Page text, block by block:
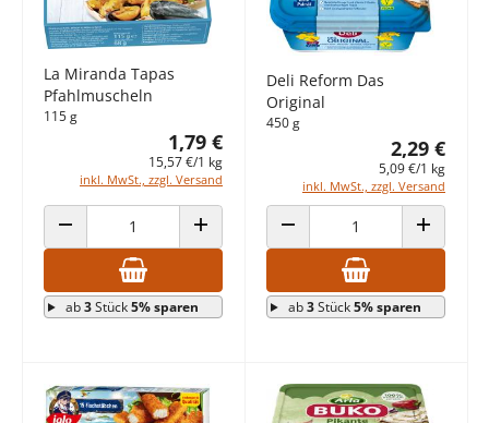
La Miranda Tapas
Pfahlmuscheln
115 g
1,79 €
15,57 €/1 kg
inkl. MwSt., zzgl. Versand
ANZAHL VERRINGERN ANZAHL ERHÖHEN
ab3Stück5% sparen
Deli Reform Das
Original
450 g
2,29 €
5,09 €/1 kg
inkl. MwSt., zzgl. Versand
ANZAHL VERRINGERN ANZAHL
ab3Stück5% sparen